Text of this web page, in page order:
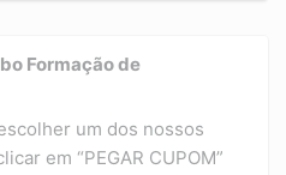
Formação de
um dos nossos
em “PEGAR CUPOM”